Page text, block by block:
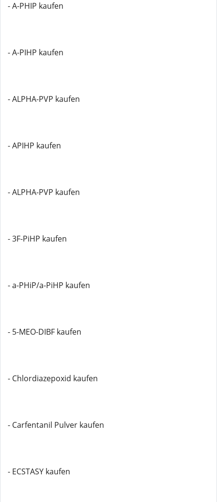
- A-PHIP kaufen
- A-PIHP kaufen
- ALPHA-PVP kaufen
- APIHP kaufen
- ALPHA-PVP kaufen
- 3F-PiHP kaufen
- a-PHiP/a-PiHP kaufen
- 5-MEO-DIBF kaufen
- Chlordiazepoxid kaufen
- Carfentanil Pulver kaufen
- ECSTASY kaufen